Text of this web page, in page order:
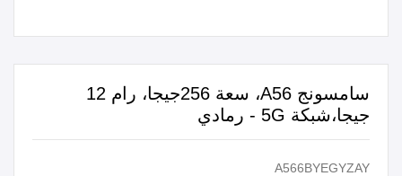
سامسونج A56، سعة 256جيجا، رام 12
جيجا،شبكة 5G - رمادي
A566BYEGYZAY